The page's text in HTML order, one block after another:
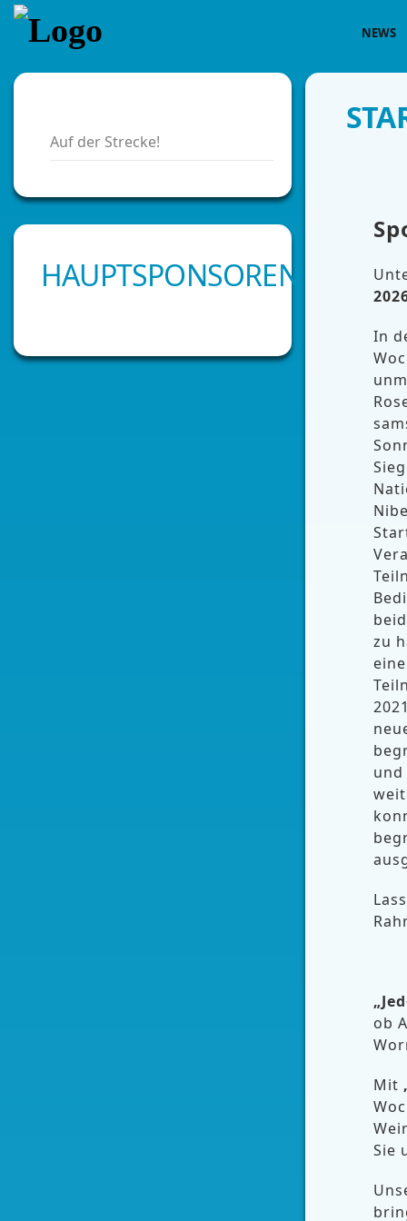
NEWS
Auf der Strecke!
HAUPTSPONSOREN
In
zu
ob
Mit
Sie